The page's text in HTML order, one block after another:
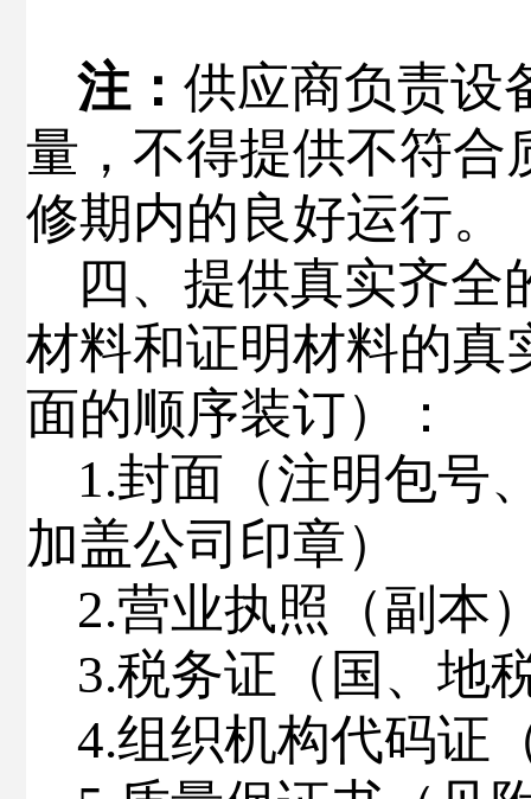
注： 供应商负责设
量，不得提供不符合
修期内的良好运行。
四 、提供真实齐全
材料和证明材料的真
面的顺序装订）：
1.封面（注明包号
加盖公司印章）
2.营业执照（副本
3.税务证（国、地
4.组织机构代码证